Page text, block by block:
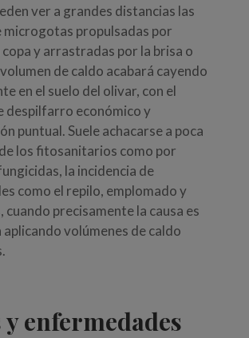
ver a grandes distancias las
microgotas propulsadas por
copa y arrastradas por la brisa o
de caldo acabará cayendo
en el suelo del olivar, con el
despilfarro económico y
puntual. Suele achacarse a poca
los fitosanitarios como por
la incidencia de
como el repilo, emplomado y
cuando precisamente la causa es
aplicando volúmenes de caldo
y enfermedades